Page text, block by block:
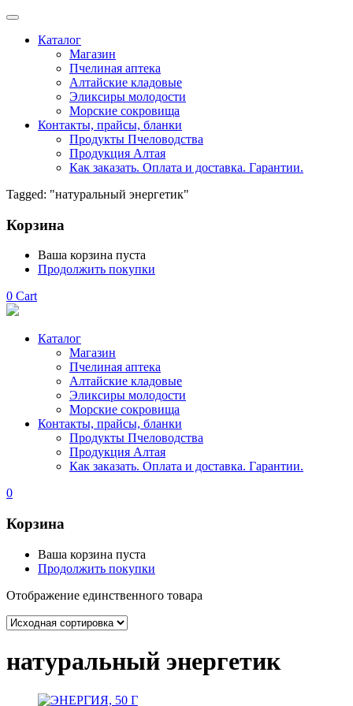
Каталог
Магазин
Пчелиная аптека
Алтайские кладовые
Эликсиры молодости
Морские сокровища
Контакты, прайсы, бланки
Продукты Пчеловодства
Продукция Алтая
Как заказать. Оплата и доставка. Гарантии.
Tagged: "натуральный энергетик"
Корзина
Ваша корзина пуста
Продолжить покупки
0 Cart
Каталог
Магазин
Пчелиная аптека
Алтайские кладовые
Эликсиры молодости
Морские сокровища
Контакты, прайсы, бланки
Продукты Пчеловодства
Продукция Алтая
Как заказать. Оплата и доставка. Гарантии.
0
Корзина
Ваша корзина пуста
Продолжить покупки
Отображение единственного товара
натуральный энергетик